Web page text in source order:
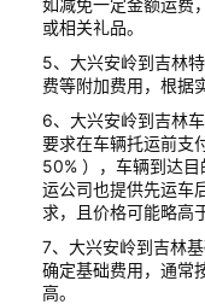
或相关礼品。
5、大兴安岭到吉林
费等附加费用，根据
6、大兴安岭到吉林
要求在车辆托运前支
50% ），车辆到达
运公司也提供先运车
求，且价格可能略高
7、大兴安岭到吉林
确定基础费用，通常
高。